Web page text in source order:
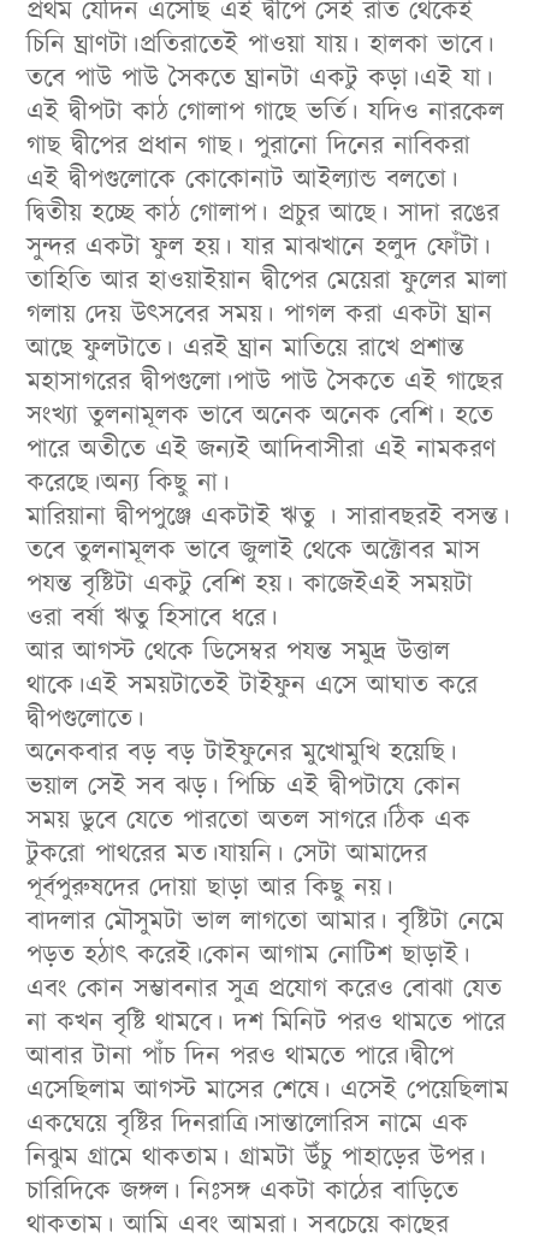
প্রথম যেদিন এসেছি এই দ্বীপে সেই রাত থেকেই
চিনি ঘ্রাণটা।প্রতিরাতেই পাওয়া যায়। হালকা ভাবে।
তবে পাউ পাউ সৈকতে ঘ্রানটা একটু কড়া।এই যা।
এই দ্বীপটা কাঠ গোলাপ গাছে ভর্তি। যদিও নারকেল
গাছ দ্বীপের প্রধান গাছ। পুরানো দিনের নাবিকরা
এই দ্বীপগুলোকে কোকোনাট আইল্যান্ড বলতো।
দ্বিতীয় হচ্ছে কাঠ গোলাপ। প্রচুর আছে। সাদা রঙের
সুন্দর একটা ফুল হয়। যার মাঝখানে হলুদ ফোঁটা।
তাহিতি আর হাওয়াইয়ান দ্বীপের মেয়েরা ফুলের মালা
গলায় দেয় উৎসবের সময়। পাগল করা একটা ঘ্রান
আছে ফুলটাতে। এরই ঘ্রান মাতিয়ে রাখে প্রশান্ত
মহাসাগরের দ্বীপগুলো।পাউ পাউ সৈকতে এই গাছের
সংখ্যা তুলনামূলক ভাবে অনেক অনেক বেশি। হতে
পারে অতীতে এই জন্যই আদিবাসীরা এই নামকরণ
করেছে।অন্য কিছু না।
মারিয়ানা দ্বীপপুঞ্জে একটাই ঋতু । সারাবছরই বসন্ত।
তবে তুলনামূলক ভাবে জুলাই থেকে অক্টোবর মাস
পযন্ত বৃষ্টিটা একটু বেশি হয়। কাজেইএই সময়টা
ওরা বর্ষা ঋতু হিসাবে ধরে।
আর আগস্ট থেকে ডিসেম্বর পযন্ত সমুদ্র উত্তাল
থাকে।এই সময়টাতেই টাইফুন এসে আঘাত করে
দ্বীপগুলোতে।
অনেকবার বড় বড় টাইফুনের মুখোমুখি হয়েছি।
ভয়াল সেই সব ঝড়। পিচ্চি এই দ্বীপটাযে কোন
সময় ডুবে যেতে পারতো অতল সাগরে।ঠিক এক
টুকরো পাথরের মত।যায়নি। সেটা আমাদের
পূর্বপুরুষদের দোয়া ছাড়া আর কিছু নয়।
বাদলার মৌসুমটা ভাল লাগতো আমার। বৃষ্টিটা নেমে
পড়ত হঠাৎ করেই।কোন আগাম নোটিশ ছাড়াই।
এবং কোন সম্ভাবনার সুত্র প্রযোগ করেও বোঝা যেত
না কখন বৃষ্টি থামবে। দশ মিনিট পরও থামতে পারে
আবার টানা পাঁচ দিন পরও থামতে পারে।দ্বীপে
এসেছিলাম আগস্ট মাসের শেষে। এসেই পেয়েছিলাম
একঘেয়ে বৃষ্টির দিনরাত্রি।সান্তালোরিস নামে এক
নিঝুম গ্রামে থাকতাম। গ্রামটা উঁচু পাহাড়ের উপর।
চারিদিকে জঙ্গল। নিঃসঙ্গ একটা কাঠের বাড়িতে
থাকতাম। আমি এবং আমরা। সবচেয়ে কাছের